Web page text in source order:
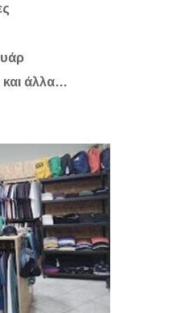
και άλλα…